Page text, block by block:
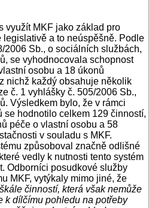
využít MKF jako základ pro
a to neúspěšně. Podle
2006 Sb., o sociálních službách,
se vyhodnocovala schopnost
osobu a 18 úkonů
nichž každý obsahuje několik
č. 1 vyhlášky č. 505/2006 Sb.,
Výsledkem bylo, že v rámci
se hodnotilo celkem 129 činností,
péče o vlastní osobu a 58
v souladu s MKF.
způsoboval značně odlišné
vedly k nutnosti tento systém
Odborníci posudkové služby
MKF, vytýkaly mimo jiné, že
činností, která však nemůže
k dílčímu pohledu na potřeby